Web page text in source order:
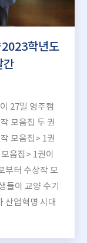
학년도
간
27일 영주캠
모음집 두 권
모음집> 1권
음집> 1권이
부터 수상작 모
들이 교양 수기
산업혁명 시대